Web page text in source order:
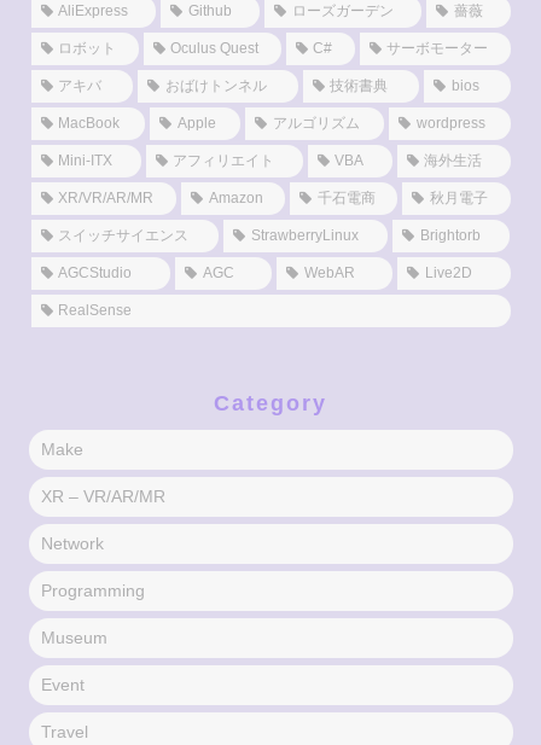
AliExpress Github ローズガーデン 薔薇
ロボット Oculus Quest C# サーボモーター
アキバ おばけトンネル 技術書典 bios
MacBook Apple アルゴリズム wordpress
Mini-ITX アフィリエイト VBA 海外生活
XR/VR/AR/MR Amazon 千石電商 秋月電子
スイッチサイエンス StrawberryLinux Brightorb
AGCStudio AGC WebAR Live2D
RealSense
Category
Make
XR – VR/AR/MR
Network
Programming
Museum
Event
Travel